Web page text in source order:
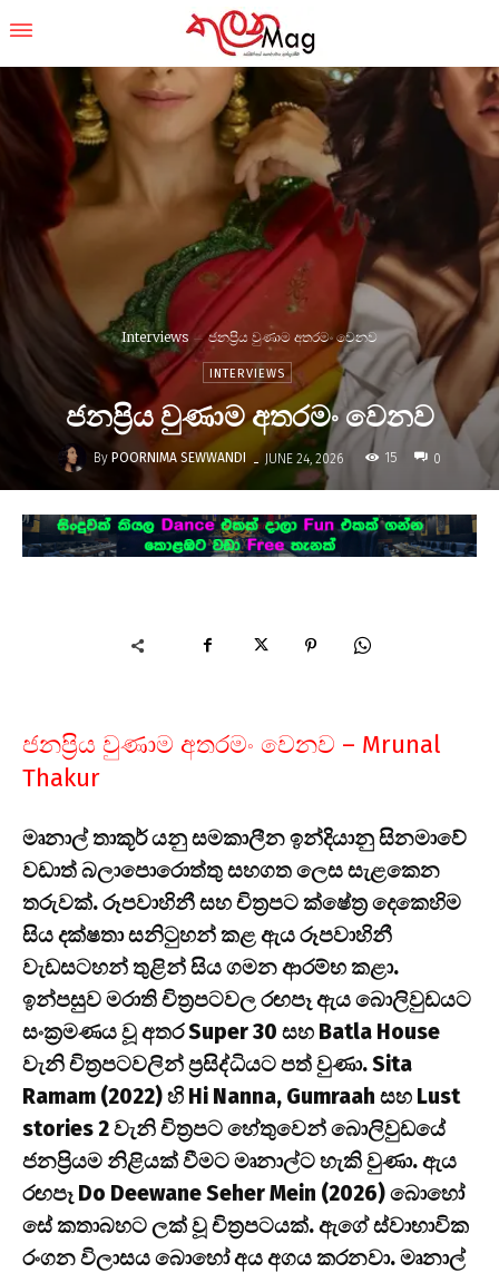
Interviews ජනප්‍රිය වුණාම අතරමං වෙනව
INTERVIEWS
ජනප්‍රිය වුණාම අතරමං වෙනව
By POORNIMA SEWWANDI - JUNE 24, 2026 15 0
ජනප්‍රිය වුණාම අතරමං වෙනව – Mrunal
Thakur
මෘනාල් තාකූර් යනු සමකාලීන ඉන්දියානු සිනමාවේ
වඩාත් බලාපොරොත්තු සහගත ලෙස සැළකෙන
තරුවක්. රූපවාහිනී සහ චිත්‍රපට ක්ෂේත්‍ර දෙකෙහිම
සිය දක්ෂතා සනිටුහන් කළ ඇය රූපවාහිනී
වැඩසටහන් තුළින් සිය ගමන ආරම්භ කළා.
ඉන්පසුව මරාති චිත්‍රපටවල රඟපෑ ඇය බොලිවුඩයට
සංක්‍රමණය වූ අතර Super 30 සහ Batla House
වැනි චිත්‍රපටවලින් ප්‍රසිද්ධියට පත් වුණා. Sita
Ramam (2022) හි Hi Nanna, Gumraah සහ Lust
stories 2 වැනි චිත්‍රපට හේතුවෙන් බොලිවුඩයේ
ජනප්‍රියම නිළියක් වීමට මෘනාල්ට හැකි වුණා. ඇය
රඟපෑ Do Deewane Seher Mein (2026) බොහෝ
සේ කතාබහට ලක් වූ චිත්‍රපටයක්. ඇගේ ස්වාභාවික
රංගන විලාසය බොහෝ අය අගය කරනවා. මෘනාල්